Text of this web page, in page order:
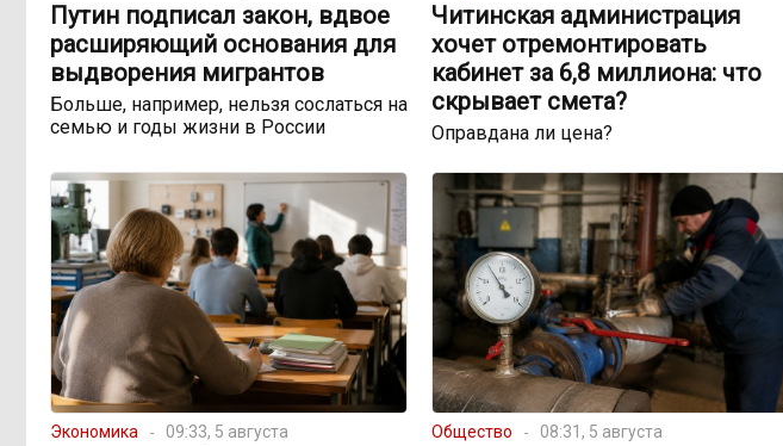
Путин подписал закон, вдвое
расширяющий основания для
выдворения мигрантов
Больше, например, нельзя сослаться на
семью и годы жизни в России
Читинская администрация
хочет отремонтировать
кабинет за 6,8 миллиона: что
скрывает смета?
Оправдана ли цена?
Экономика 09:33, 5 августа Общество 08:31, 5 августа